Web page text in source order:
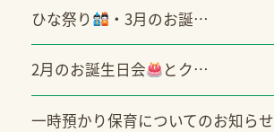
ひな祭り ・3月のお誕…
2月のお誕生日会 とク…
一時預かり保育についてのお知らせ